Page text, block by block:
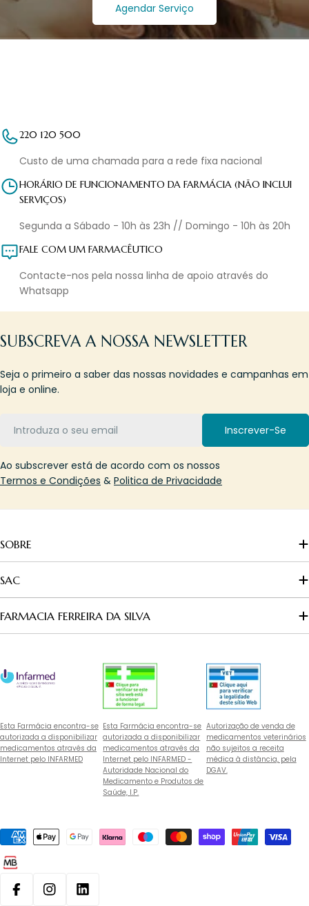
Agendar Serviço
220 120 500
Custo de uma chamada para a rede fixa nacional
HORÁRIO DE FUNCIONAMENTO DA FARMÁCIA (NÃO INCLUI
SERVIÇOS)
Segunda a Sábado - 10h às 23h // Domingo - 10h às 20h
FALE COM UM FARMACÊUTICO
Contacte-nos pela nossa linha de apoio através do
Whatsapp
SUBSCREVA A NOSSA NEWSLETTER
Seja o primeiro a saber das nossas novidades e campanhas em
loja e online.
Inscrever-Se
Ao subscrever está de acordo com os nossos
Termos e Condições & Politica de Privacidade
SOBRE
SAC
FARMACIA FERREIRA DA SILVA
Esta Farmácia encontra-se
autorizada a disponibilizar
medicamentos através da
Internet pelo INFARMED
Esta Farmácia encontra-se
autorizada a disponibilizar
medicamentos através da
Internet pelo INFARMED -
Autoridade Nacional do
Medicamento e Produtos de
Saúde, I.P.
Autorização de venda de
medicamentos veterinários
não sujeitos a receita
médica à distância, pela
DGAV.
Métodos
pagamento
FacebookInstagramLinkedin